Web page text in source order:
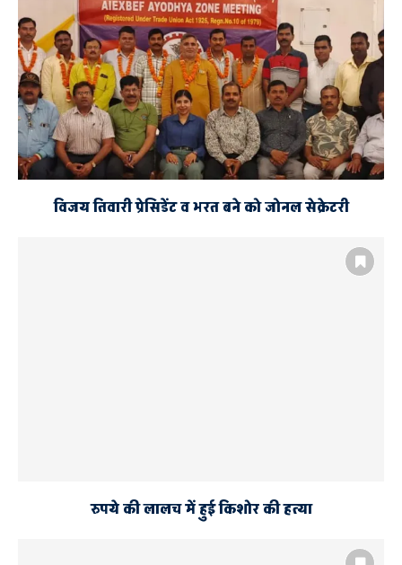
विजय तिवारी प्रेसिडेंट व भरत बने को जोनल सेक्रेटरी
रुपये की लालच में हुई किशोर की हत्या